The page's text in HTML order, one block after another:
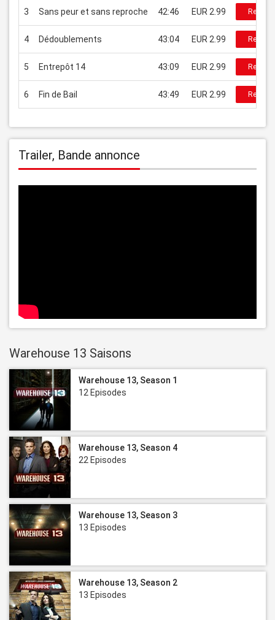
3 Sans peur et sans reproche 42:46 EUR 2.99
4 Dédoublements 43:04 EUR 2.99
5 Entrepôt 14 43:09 EUR 2.99
6 Fin de Bail 43:49 EUR 2.99
Trailer, Bande annonce
Warehouse 13 Saisons
Warehouse 13, Season 1
12 Episodes
Warehouse 13, Season 4
22 Episodes
Warehouse 13, Season 3
13 Episodes
Warehouse 13, Season 2
13 Episodes